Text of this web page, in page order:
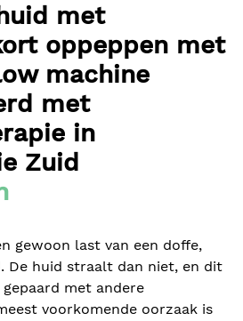
met
oppeppen met
machine
met
in
Zuid
gewoon last van een doffe,
De huid straalt dan niet, en dit
met andere
voorkomende oorzaak is